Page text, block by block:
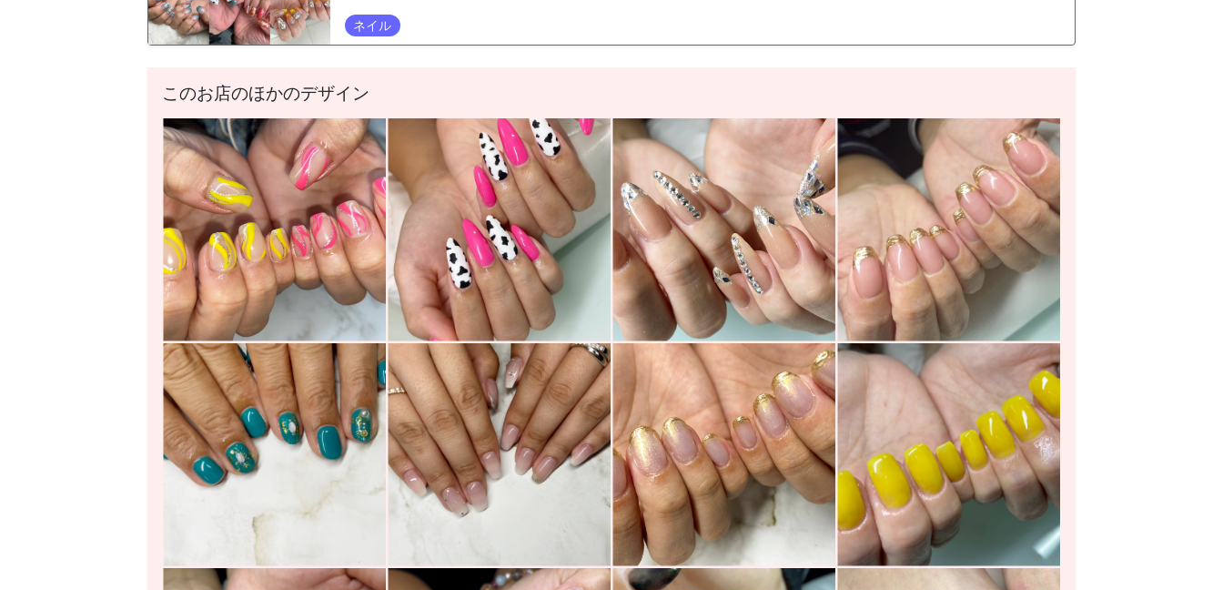
ネイル
このお店のほかのデザイン